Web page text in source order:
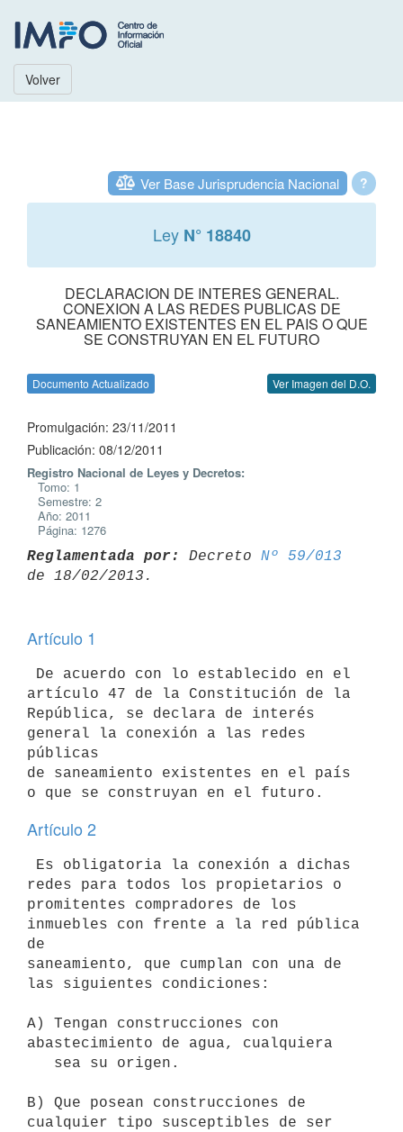
Volver
?
Ver Base Jurisprudencia Nacional
Ley N° 18840
DECLARACION DE INTERES GENERAL.
CONEXION A LAS REDES PUBLICAS DE
SANEAMIENTO EXISTENTES EN EL PAIS O QUE
SE CONSTRUYAN EN EL FUTURO
Documento Actualizado Ver Imagen del D.O.
Promulgación: 23/11/2011
Publicación: 08/12/2011
Registro Nacional de Leyes y Decretos:
Tomo: 1
Semestre: 2
Año: 2011
Página: 1276
Reglamentada por: Decreto Nº 59/013
Artículo 1
artículo 47 de la Constitución de la
República, se declara de interés
general la conexión a las redes
públicas
de saneamiento existentes en el país
Artículo 2
redes para todos los propietarios o
promitentes compradores de los
inmuebles con frente a la red pública
de
saneamiento, que cumplan con una de
las siguientes condiciones:
A) Tengan construcciones con
abastecimiento de agua, cualquiera
B) Que posean construcciones de
cualquier tipo susceptibles de ser